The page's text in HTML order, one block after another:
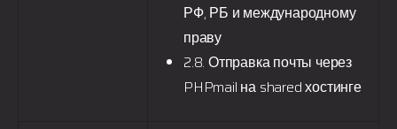
РФ, РБ и международному
праву
2.8. Отправка почты через
PHPmail на shared хостинге